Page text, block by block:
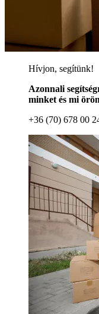
Hívjon, segítünk!
Azonnali
minket és mi
+36 (70) 678 00